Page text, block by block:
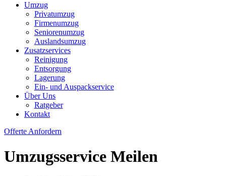
Umzug
Privatumzug
Firmenumzug
Seniorenumzug
Auslandsumzug
Zusatzservices
Reinigung
Entsorgung
Lagerung
Ein- und Auspackservice
Über Uns
Ratgeber
Kontakt
Offerte Anfordern
Umzugsservice Meilen